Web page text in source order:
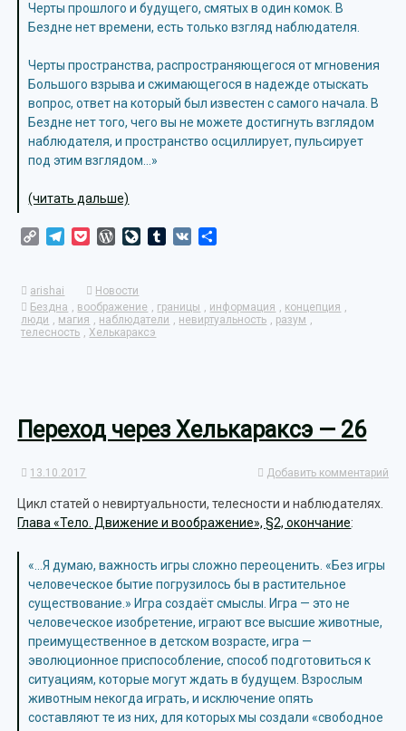
Черты прошлого и будущего, смятых в один комок. В
Бездне нет времени, есть только взгляд наблюдателя.
Черты пространства, распространяющегося от мгновения
Большого взрыва и сжимающегося в надежде отыскать
вопрос, ответ на который был известен с самого начала. В
Бездне нет того, чего вы не можете достигнуть взглядом
наблюдателя, и пространство осциллирует, пульсирует
под этим взглядом…»
(читать дальше)
Copy TelegramPocketWordPress
LiveJournal
Tumblr
VK
arishai
Новости
Бездна , воображение , границы , информация , концепция ,
люди , магия , наблюдатели , невиртуальность , разум ,
телесность ,Хелькараксэ
Переход через Хелькараксэ — 26
13.10.2017 Добавить комментарий
Цикл статей о невиртуальности, телесности и наблюдателях.
Глава «Тело. Движение и воображение», §2, окончание:
«…Я думаю, важность игры сложно переоценить. «Без игры
человеческое бытие погрузилось бы в растительное
существование.» Игра создаёт смыслы. Игра — это не
человеческое изобретение, играют все высшие животные,
преимущественное в детском возрасте, игра —
эволюционное приспособление, способ подготовиться к
ситуациям, которые могут ждать в будущем. Взрослым
животным некогда играть, и исключение опять
составляют те из них, для которых мы создали «свободное